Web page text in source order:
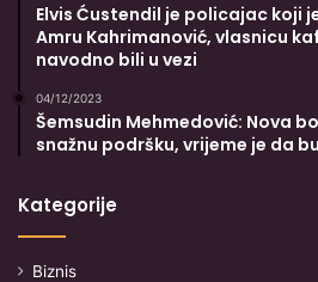
Elvis Ćustendil je policajac koji
Amru Kahrimanović, vlasnicu
navodno bili u vezi
04/12/2023
Šemsudin Mehmedović: Nova
snažnu podršku, vrijeme je da
Kategorije
Biznis